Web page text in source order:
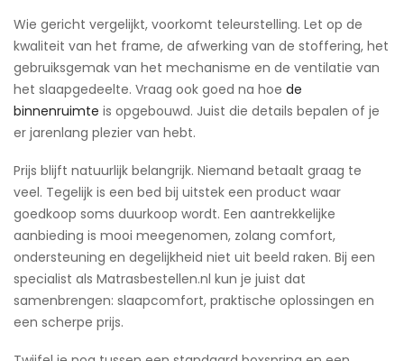
Wie gericht vergelijkt, voorkomt teleurstelling. Let op de
kwaliteit van het frame, de afwerking van de stoffering, het
gebruiksgemak van het mechanisme en de ventilatie van
het slaapgedeelte. Vraag ook goed na hoe de
binnenruimte is opgebouwd. Juist die details bepalen of je
er jarenlang plezier van hebt.
Prijs blijft natuurlijk belangrijk. Niemand betaalt graag te
veel. Tegelijk is een bed bij uitstek een product waar
goedkoop soms duurkoop wordt. Een aantrekkelijke
aanbieding is mooi meegenomen, zolang comfort,
ondersteuning en degelijkheid niet uit beeld raken. Bij een
specialist als Matrasbestellen.nl kun je juist dat
samenbrengen: slaapcomfort, praktische oplossingen en
een scherpe prijs.